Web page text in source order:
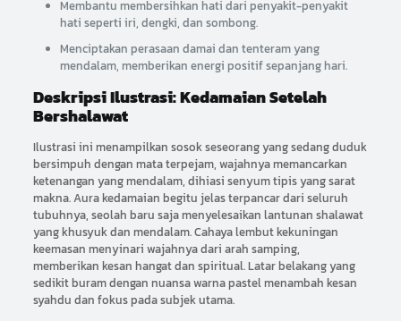
Membantu membersihkan hati dari penyakit-penyakit
hati seperti iri, dengki, dan sombong.
Menciptakan perasaan damai dan tenteram yang
mendalam, memberikan energi positif sepanjang hari.
Deskripsi Ilustrasi: Kedamaian Setelah
Bershalawat
Ilustrasi ini menampilkan sosok seseorang yang sedang duduk
bersimpuh dengan mata terpejam, wajahnya memancarkan
ketenangan yang mendalam, dihiasi senyum tipis yang sarat
makna. Aura kedamaian begitu jelas terpancar dari seluruh
tubuhnya, seolah baru saja menyelesaikan lantunan shalawat
yang khusyuk dan mendalam. Cahaya lembut kekuningan
keemasan menyinari wajahnya dari arah samping,
memberikan kesan hangat dan spiritual. Latar belakang yang
sedikit buram dengan nuansa warna pastel menambah kesan
syahdu dan fokus pada subjek utama.